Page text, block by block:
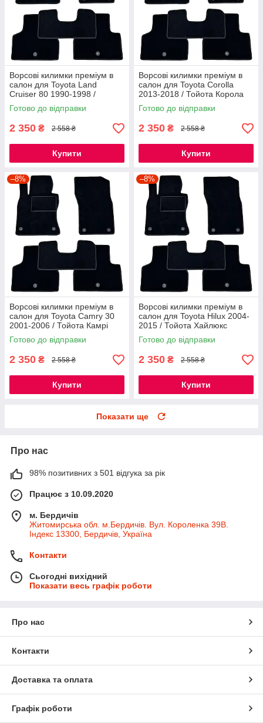
Ворсові килимки преміум в
салон для Toyota Land
Cruiser 80 1990-1998 /
Тойота Ленд Крузер 80
килимки
Готово до відправки
2 350 ₴ 2 558 ₴
Купити
Ворсові килимки преміум в
салон для Toyota Corolla
2013-2018 / Тойота Корола
килимки
Готово до відправки
2 350 ₴ 2 558 ₴
Купити
–8%
Ворсові килимки преміум в
салон для Toyota Camry 30
2001-2006 / Тойота Камрі
Кемрі килимки
Готово до відправки
2 350 ₴ 2 558 ₴
Купити
–8%
Ворсові килимки преміум в
салон для Toyota Hilux 2004-
2015 / Тойота Хайлюкс
килимки
Готово до відправки
2 350 ₴ 2 558 ₴
Купити
Показати ще
Про нас
98% позитивних з 501 відгука за рік
Працює з 10.09.2020
м. Бердичів
Житомирська обл. м.Бердичів. Вул. Короленка 39В.
Індекс 13300, Бердичів, Україна
Контакти
Сьогодні вихідний
Показати весь графік роботи
Про нас
Контакти
Доставка та оплата
Графік роботи